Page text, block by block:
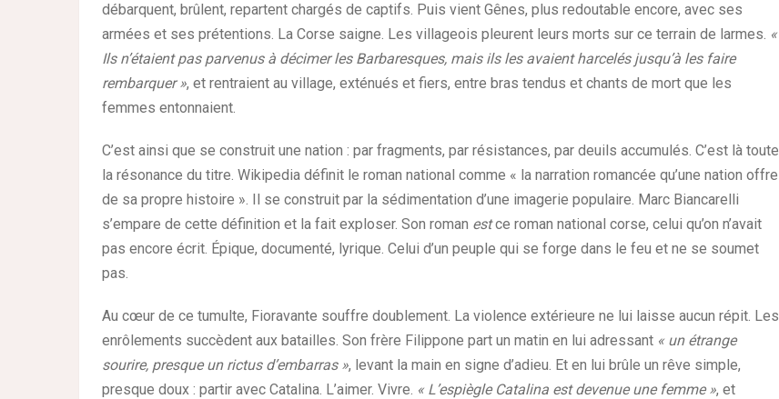
débarquent, brûlent, repartent chargés de captifs. Puis vient Gênes, plus redoutable encore, avec ses
armées et ses prétentions. La Corse saigne. Les villageois pleurent leurs morts sur ce terrain de larmes. «
Ils n’étaient pas parvenus à décimer les Barbaresques, mais ils les avaient harcelés jusqu’à les faire
rembarquer », et rentraient au village, exténués et fiers, entre bras tendus et chants de mort que les
femmes entonnaient.
C’est ainsi que se construit une nation : par fragments, par résistances, par deuils accumulés. C’est là toute
la résonance du titre. Wikipedia définit le roman national comme « la narration romancée qu’une nation offre
de sa propre histoire ». Il se construit par la sédimentation d’une imagerie populaire. Marc Biancarelli
s’empare de cette définition et la fait exploser. Son roman estce roman national corse, celui qu’on n’avait
pas encore écrit. Épique, documenté, lyrique. Celui d’un peuple qui se forge dans le feu et ne se soumet
pas.
Au cœur de ce tumulte, Fioravante souffre doublement. La violence extérieure ne lui laisse aucun répit. Les
enrôlements succèdent aux batailles. Son frère Filippone part un matin en lui adressant « un étrange
sourire, presque un rictus d’embarras », levant la main en signe d’adieu. Et en lui brûle un rêve simple,
presque doux : partir avec Catalina. L’aimer. Vivre. « L’espiègle Catalina est devenue une femme », et